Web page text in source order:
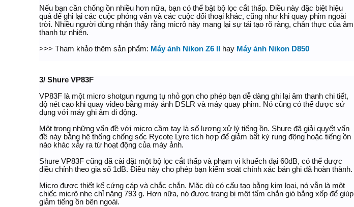
Nếu bạn cần chống ồn nhiều hơn nữa, bạn có thể bật bộ lọc cắt thấp. Điều này đặc biệt hiệu
quả để ghi lại các cuộc phỏng vấn và các cuộc đối thoại khác, cũng như khi quay phim ngoài
trời. Nhiều người dùng nhận thấy rằng micrô này mang lại sự tái tạo rõ ràng, chân thực của âm
thanh tự nhiên.
>>> Tham khảo thêm sản phẩm: Máy ảnh Nikon Z6 II hay Máy ảnh Nikon D850
3/ Shure VP83F
VP83F là một micro shotgun ngưng tụ nhỏ gọn cho phép bạn dễ dàng ghi lại âm thanh chi tiết,
độ nét cao khi quay video bằng máy ảnh DSLR và máy quay phim. Nó cũng có thể được sử
dụng với máy ghi âm di động.
Một trong những vấn đề với micro cầm tay là số lượng xử lý tiếng ồn. Shure đã giải quyết vấn
đề này bằng hệ thống chống sốc Rycote Lyre tích hợp để giảm bất kỳ rung động hoặc tiếng ồn
nào khác xảy ra từ hoạt động của máy ảnh.
Shure VP83F cũng đã cài đặt một bộ lọc cắt thấp và phạm vi khuếch đại 60dB, có thể được
điều chỉnh theo gia số 1dB. Điều này cho phép bạn kiểm soát chính xác bản ghi đã hoàn thành.
Micro được thiết kế cứng cáp và chắc chắn. Mặc dù có cấu tạo bằng kim loại, nó vẫn là một
chiếc micrô nhẹ chỉ nặng 793 g. Hơn nữa, nó được trang bị một tấm chắn gió bằng xốp để giúp
giảm tiếng ồn bên ngoài.